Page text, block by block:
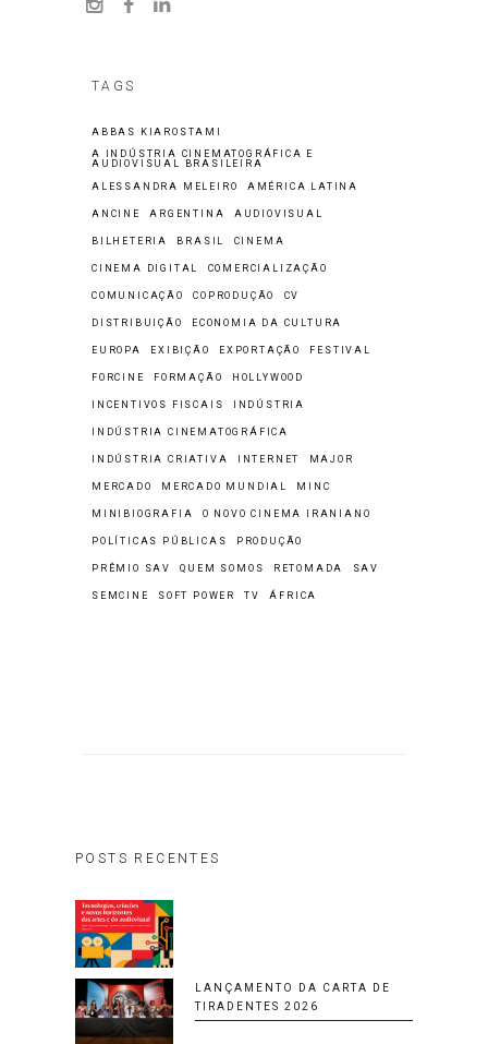
TAGS
ABBAS KIAROSTAMI
A INDÚSTRIA CINEMATOGRÁFICA E
AUDIOVISUAL BRASILEIRA
ALESSANDRA MELEIRO AMÉRICA LATINA
ANCINE ARGENTINA AUDIOVISUAL
BILHETERIA BRASIL CINEMA
CINEMA DIGITAL COMERCIALIZAÇÃO
COMUNICAÇÃO COPRODUÇÃO CV
DISTRIBUIÇÃO ECONOMIA DA CULTURA
EUROPA EXIBIÇÃO EXPORTAÇÃO FESTIVAL
FORCINE FORMAÇÃO HOLLYWOOD
INCENTIVOS FISCAIS INDÚSTRIA
INDÚSTRIA CINEMATOGRÁFICA
INDÚSTRIA CRIATIVA INTERNET MAJOR
MERCADO MERCADO MUNDIAL MINC
MINIBIOGRAFIA O NOVO CINEMA IRANIANO
POLÍTICAS PÚBLICAS PRODUÇÃO
PRÊMIO SAV QUEM SOMOS RETOMADA SAV
SEMCINE SOFT POWER TV ÁFRICA
POSTS RECENTES
LANÇAMENTO DA CARTA DE
TIRADENTES 2026